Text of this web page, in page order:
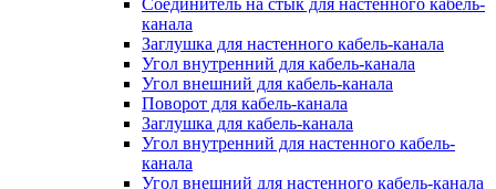
Соединитель на стык для настенного кабель-
канала
Заглушка для настенного кабель-канала
Угол внутренний для кабель-канала
Угол внешний для кабель-канала
Поворот для кабель-канала
Заглушка для кабель-канала
Угол внутренний для настенного кабель-
канала
Угол внешний для настенного кабель-канала